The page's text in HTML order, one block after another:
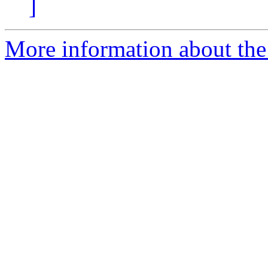
]
More information about